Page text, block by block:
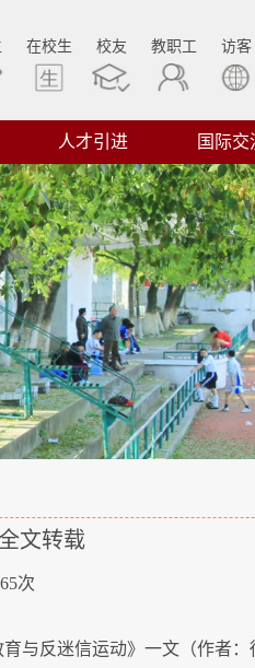
在校生 校友 教职工 访客
人才引进 国际交
文转载
次
与反迷信运动》一文（作者